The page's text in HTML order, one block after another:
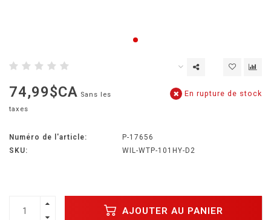
74,99$CA Sans les
taxes
En rupture de stock
Numéro de l'article:
P-17656
SKU:
WIL-WTP-101HY-D2
AJOUTER AU PANIER